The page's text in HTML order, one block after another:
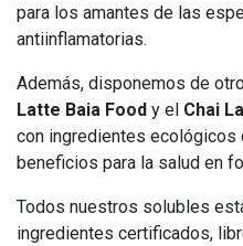
para los amantes de las
antiinflamatorias.
Además, disponemos de
Latte Baia Food y el Chai
con ingredientes ecológicos
beneficios para la salud en
Todos nuestros solubles
ingredientes certificados,